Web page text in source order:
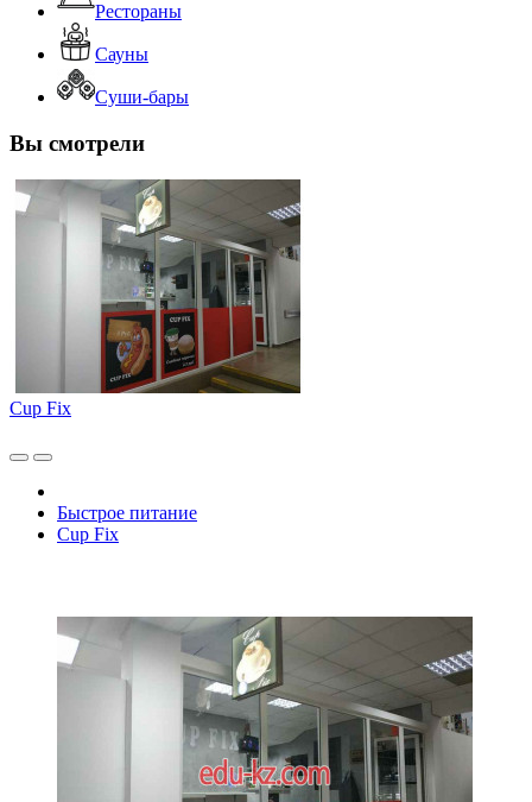
Рестораны
Сауны
Суши-бары
Вы смотрели
Cup Fix
Быстрое питание
Cup Fix